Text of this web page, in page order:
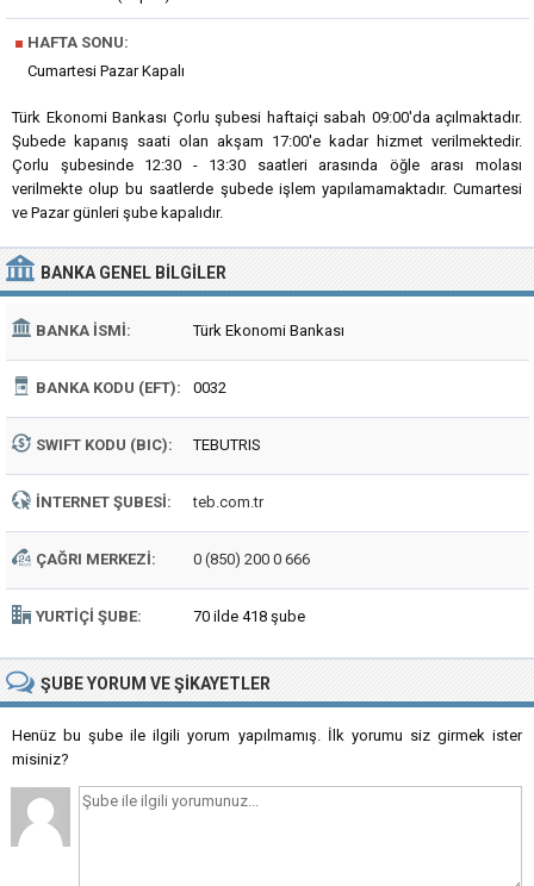
■ HAFTA SONU:
Cumartesi Pazar Kapalı
Türk Ekonomi Bankası Çorlu şubesi haftaiçi sabah 09:00'da açılmaktadır.
Şubede kapanış saati olan akşam 17:00'e kadar hizmet verilmektedir.
Çorlu şubesinde 12:30 - 13:30 saatleri arasında öğle arası molası
verilmekte olup bu saatlerde şubede işlem yapılamamaktadır. Cumartesi
ve Pazar günleri şube kapalıdır.
BANKA GENEL BILGILER
BANKA İSMI: Türk Ekonomi Bankası
BANKA KODU (EFT): 0032
SWIFT KODU (BIC): TEBUTRIS
İNTERNET ŞUBESI: teb.com.tr
ÇAĞRI MERKEZI: 0 (850) 200 0 666
YURTIÇI ŞUBE: 70 ilde 418 şube
ŞUBEYORUM VE ŞIKAYETLER
Henüz bu şube ile ilgili yorum yapılmamış. İlk yorumu siz girmek ister
misiniz?